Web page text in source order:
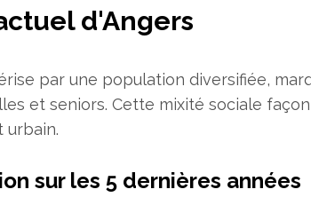
d'Angers
par une population diversifiée,
et seniors. Cette mixité sociale
urbain.
sur les 5 dernières années